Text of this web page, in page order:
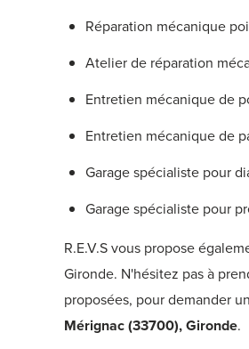
Réparation mécanique
Atelier de réparation
Entretien mécanique de
Entretien mécanique de
Garage spécialiste pour
Garage spécialiste pour
R.E.V.S vous propose
Gironde. N'hésitez pas à
proposées, pour demander
Mérignac (33700), Gironde.